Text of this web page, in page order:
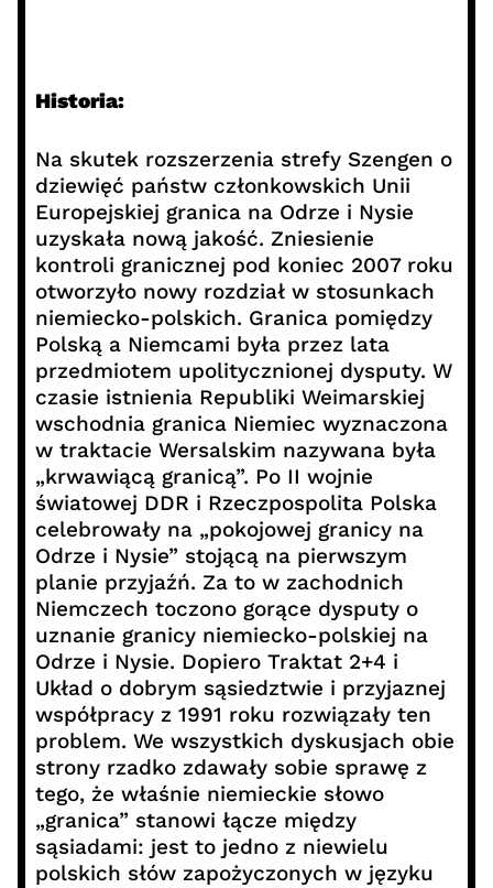
Historia:
Na skutek rozszerzenia strefy Szengen o
dziewięć państw członkowskich Unii
Europejskiej granica na Odrze i Nysie
uzyskała nową jakość. Zniesienie
kontroli granicznej pod koniec 2007 roku
otworzyło nowy rozdział w stosunkach
niemiecko-polskich. Granica pomiędzy
Polską a Niemcami była przez lata
przedmiotem upolitycznionej dysputy. W
czasie istnienia Republiki Weimarskiej
wschodnia granica Niemiec wyznaczona
w traktacie Wersalskim nazywana była
„krwawiącą granicą”. Po II wojnie
światowej DDR i Rzeczpospolita Polska
celebrowały na „pokojowej granicy na
Odrze i Nysie” stojącą na pierwszym
planie przyjaźń. Za to w zachodnich
Niemczech toczono gorące dysputy o
uznanie granicy niemiecko-polskiej na
Odrze i Nysie. Dopiero Traktat 2+4 i
Układ o dobrym sąsiedztwie i przyjaznej
współpracy z 1991 roku rozwiązały ten
problem. We wszystkich dyskusjach obie
strony rzadko zdawały sobie sprawę z
tego, że właśnie niemieckie słowo
„granica” stanowi łącze między
sąsiadami: jest to jedno z niewielu
polskich słów zapożyczonych w języku